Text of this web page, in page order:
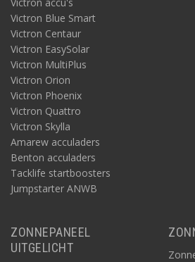
Victron Blue Smart
Victron Centaur
Victron EasySolar
Victron MultiPlus
Victron Orion
Victron Phoenix
Victron Quattro
Victron Skylla
Amarew acculaders
Benton acculaders
Tacklife startboosters
Jumpstarter ANWB
ZONNEPANEEL
UITGELICHT